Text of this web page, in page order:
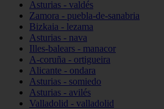
Asturias - valdés
Zamora - puebla-de-sanabria
Bizkaia - lezama
Asturias - nava
Illes-balears - manacor
A-coruña - ortigueira
Alicante - ondara
Asturias - somiedo
Asturias - avilés
Valladolid - valladolid